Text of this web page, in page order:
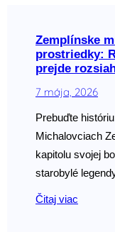
Zemplínske
prostriedky:
prejde
7 mája, 2026
Prebuďte
Michalovciach
kapitolu svojej
starobylé
Čitaj viac